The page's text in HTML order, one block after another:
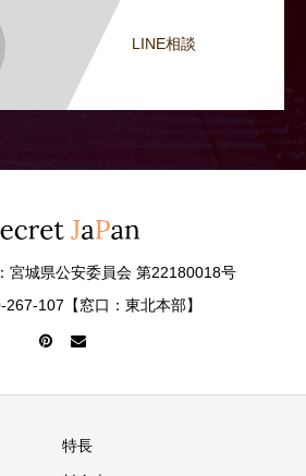
LINE相談
宮城県公安委員会 第22180018号
107【窓口：東北本部】
特長